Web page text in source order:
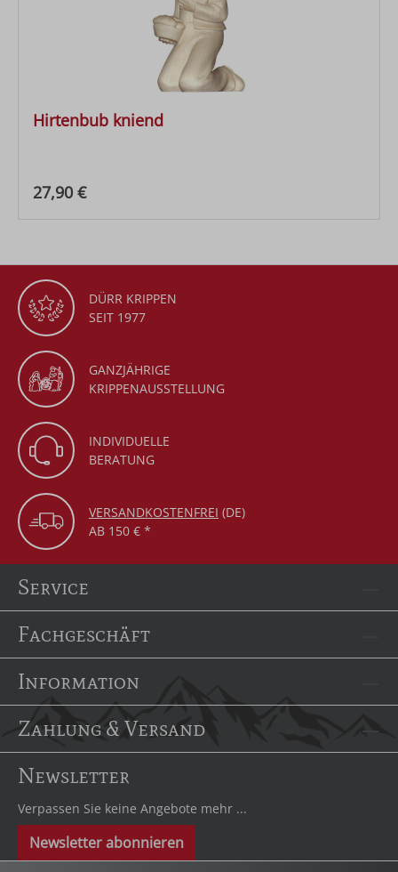
Hirtenbub kniend
Regulärer Preis:
27,90 €
DÜRR KRIPPEN
SEIT 1977
GANZJÄHRIGE
KRIPPENAUSSTELLUNG
INDIVIDUELLE
BERATUNG
VERSANDKOSTENFREI (DE)
AB 150 € *
Service
Fachgeschäft
Information
Zahlung & Versand
Newsletter
Verpassen Sie keine Angebote mehr ...
Newsletter abonnieren